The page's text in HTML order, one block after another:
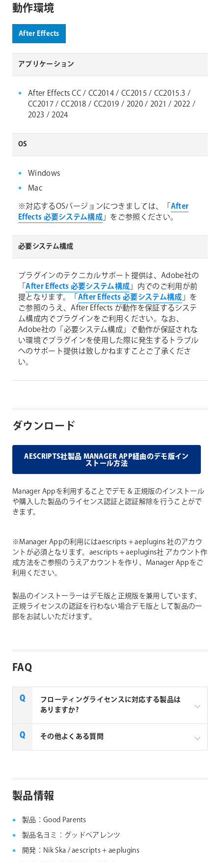
動作環境
After Effects
アプリケーション
After Effects CC / CC2014 / CC2015 / CC2015.3 /
CC2017 / CC2018 / CC2019 / 2020 / 2021 / 2022 /
2023 / 2024
OS
Windows
Mac
※対応するOSバージョンにつきましては、「 After
Effects 必要システム構成」をご参照ください。
必要システム構成
プラグインのテクニカルサポート提供は、Adobe社の
「After Effects 必要システム構成」内でのご利用が前
提となります。「 After Effects 必要システム構成 」を
ご参照のうえ、After Effects が動作を保証するシステ
ム構成内でプラグインをご利用ください。なお、
Adobe社の「必要システム構成」で動作が保証されな
い環境でプラグインを使用した際に発生するトラブル
へのサポート提供は致しかねますことご了承くださ
い。
ダウンロード
AESCRIPTS社製品 MANAGER APP経由のデモ版イン
ストール方法
Manager Appを利用することでデモ & 正規版のインストール
や購入した製品のライセンス認証と認証解除を行うことがで
きます。
※Manager Appの利用にはaescripts + aeplugins 社のアカウ
ントが必須となります。aescripts + aeplugins社 アカウント作
成方法をご参照のうえアカウントを作り、Manager Appをご
利用ください。
製品のインストーラーはデモ版と正規版を兼用しています、
正規ライセンスの認証を行わない場合デモ版として製品の一
部をお試しいただけます。
FAQ
フローティングライセンスに対応する製品は
ありますか?
一部製品でフローティングライセンスの取扱いがあり
aescripts + aeplugins社 フローティングライセン
その他よくある質問
製品情報
製品：Good Parents
製品名ヨミ：グッドペアレンツ
開発：Nik Ska / aescripts + aeplugins